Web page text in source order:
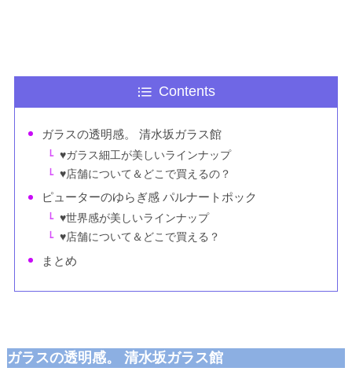
Contents
ガラスの透明感。 清水坂ガラス館
♥ガラス細工が美しいラインナップ
♥店舗について＆どこで買えるの？
ピューターのゆらぎ感 パルナートポック
♥世界感が美しいラインナップ
♥店舗について＆どこで買える？
まとめ
ガラスの透明感。 清水坂ガラス館